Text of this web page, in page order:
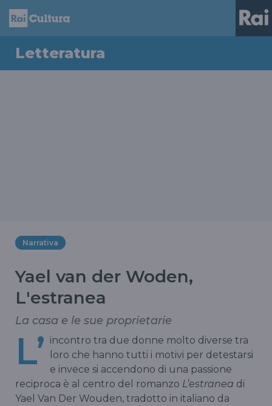
Letteratura
Narrativa
Yael van der Woden,
L'estranea
La casa e le sue proprietarie
L’ incontro tra due donne molto diverse tra
loro che hanno tutti i motivi per detestarsi
e invece si accendono di una passione
reciproca è al centro del romanzo L’estranea di
Yael Van Der Wouden, tradotto in italiano da